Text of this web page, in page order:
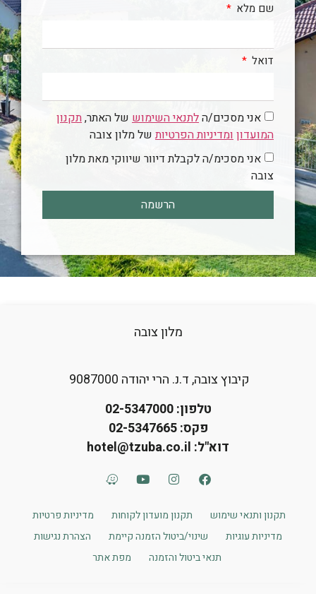
שם מלא
דואל
אני מסכים/הלתנאי השימוש של האתר,תקנון
המועדוןומדיניות הפרטיותשל מלון צובה
אני מסכימ/ה לקבלת דיוור שיווקי מאת מלון
צובה
הרשמה
מלון צובה
קיבוץ צובה, ד.נ. הרי יהודה 9087000
טלפון:02-5347000
פקס: 02-5347665
דוא"ל: hotel@tzuba.co.il
תקנון ותנאי שימוש תקנון מועדון לקוחות
מדיניות פרטיות
מדיניות עוגיות
שינוי/ביטול הזמנה קיימת
הצהרת נגישות
תנאי ביטול והזמנה
מפת אתר